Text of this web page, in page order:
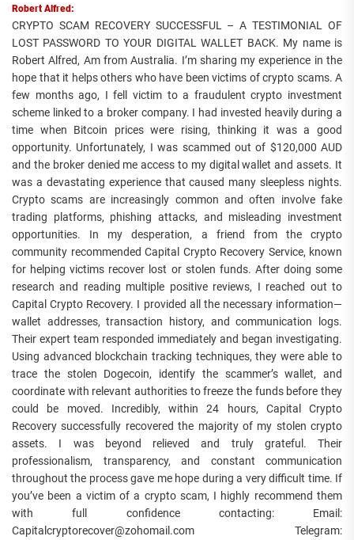
Robert Alfred:
CRYPTO SCAM RECOVERY SUCCESSFUL – A TESTIMONIAL OF
LOST PASSWORD TO YOUR DIGITAL WALLET BACK. My name is
Robert Alfred, Am from Australia. I’m sharing my experience in the
hope that it helps others who have been victims of crypto scams. A
few months ago, I fell victim to a fraudulent crypto investment
scheme linked to a broker company. I had invested heavily during a
time when Bitcoin prices were rising, thinking it was a good
opportunity. Unfortunately, I was scammed out of $120,000 AUD
and the broker denied me access to my digital wallet and assets. It
was a devastating experience that caused many sleepless nights.
Crypto scams are increasingly common and often involve fake
trading platforms, phishing attacks, and misleading investment
opportunities. In my desperation, a friend from the crypto
community recommended Capital Crypto Recovery Service, known
for helping victims recover lost or stolen funds. After doing some
research and reading multiple positive reviews, I reached out to
Capital Crypto Recovery. I provided all the necessary information—
wallet addresses, transaction history, and communication logs.
Their expert team responded immediately and began investigating.
Using advanced blockchain tracking techniques, they were able to
trace the stolen Dogecoin, identify the scammer’s wallet, and
coordinate with relevant authorities to freeze the funds before they
could be moved. Incredibly, within 24 hours, Capital Crypto
Recovery successfully recovered the majority of my stolen crypto
assets. I was beyond relieved and truly grateful. Their
professionalism, transparency, and constant communication
throughout the process gave me hope during a very difficult time. If
you’ve been a victim of a crypto scam, I highly recommend them
with full confidence contacting: Email:
Capitalcryptorecover@zohomail.com Telegram: